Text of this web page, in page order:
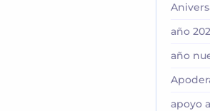
año
año
apoyo